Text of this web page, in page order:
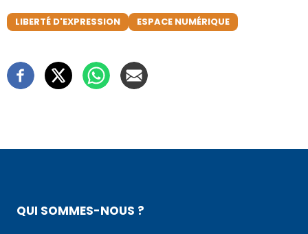
LIBERTÉ D'EXPRESSION ESPACE NUMÉRIQUE
QUI SOMMES-NOUS ?